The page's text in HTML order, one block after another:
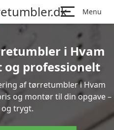
Menu
i Hvam
og professionelt
af tørretumbler i Hvam
og montør til din opgave –
trygt.